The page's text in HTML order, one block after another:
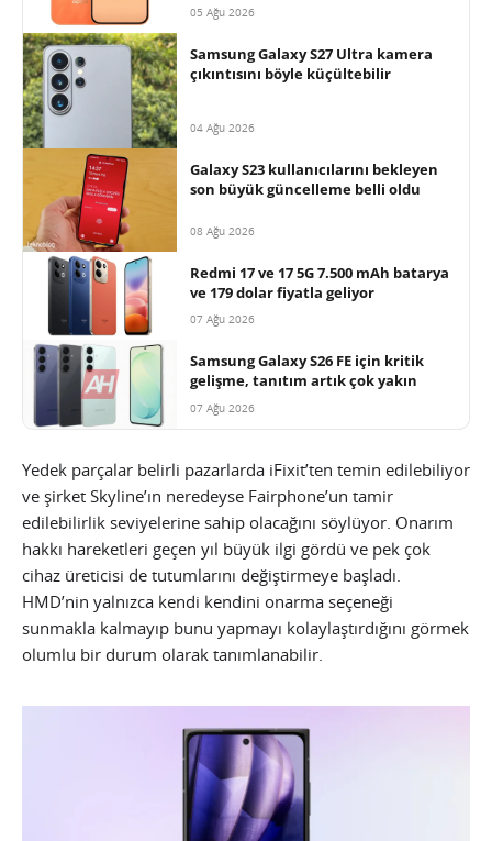
05 Ağu 2026
Samsung Galaxy S27 Ultra kamera
çıkıntısını böyle küçültebilir
04 Ağu 2026
Galaxy S23 kullanıcılarını bekleyen
son büyük güncelleme belli oldu
08 Ağu 2026
Redmi 17 ve 17 5G 7.500 mAh batarya
ve 179 dolar fiyatla geliyor
07 Ağu 2026
Samsung Galaxy S26 FE için kritik
gelişme, tanıtım artık çok yakın
07 Ağu 2026
Yedek parçalar belirli pazarlarda iFixit’ten temin edilebiliyor
ve şirket Skyline’ın neredeyse Fairphone’un tamir
edilebilirlik seviyelerine sahip olacağını söylüyor. Onarım
hakkı hareketleri geçen yıl büyük ilgi gördü ve pek çok
cihaz üreticisi de tutumlarını değiştirmeye başladı.
HMD’nin yalnızca kendi kendini onarma seçeneği
sunmakla kalmayıp bunu yapmayı kolaylaştırdığını görmek
olumlu bir durum olarak tanımlanabilir.